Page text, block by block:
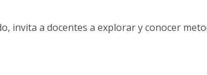
invita a docentes a explorar y conocer